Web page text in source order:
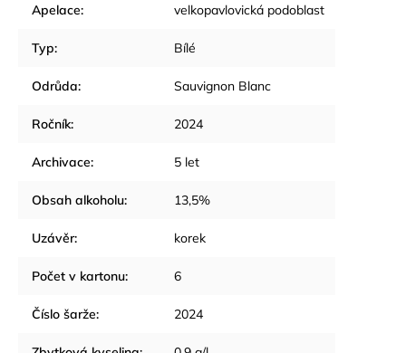
Apelace: velkopavlovická podoblast
Typ: Bílé
Odrůda: Sauvignon Blanc
Ročník: 2024
Archivace: 5 let
Obsah alkoholu: 13,5%
Uzávěr: korek
Počet v kartonu: 6
Číslo šarže: 2024